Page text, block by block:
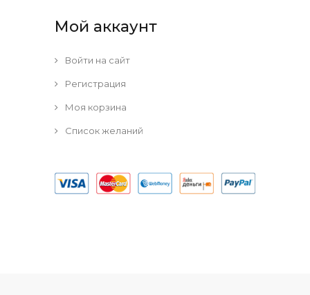
Мой аккаунт
Войти на сайт
Регистрация
Моя корзина
Список желаний